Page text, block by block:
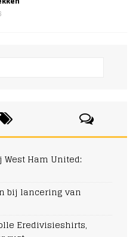
Ham United:
bij lancering van
Eredivisieshirts,